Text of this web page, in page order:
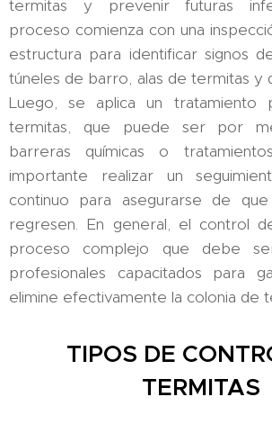
termitas y prevenir futuras
proceso comienza con una
estructura para identificar signos
túneles de barro, alas de termitas y
Luego, se aplica un tratamiento
termitas, que puede ser por
barreras químicas o
importante realizar un
continuo para asegurarse de
regresen. En general, el control
proceso complejo que debe
profesionales capacitados para
elimine efectivamente la colonia de
TIPOS DE
TERMITAS